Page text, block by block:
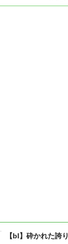
【bl】砕かれた誇り